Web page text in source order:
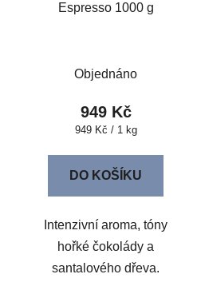
Espresso 1000 g
Objednáno
949 Kč
Měrná
949 Kč / 1 kg
DO KOŠÍKU
Intenzivní aroma, tóny
hořké čokolády a
santalového dřeva.